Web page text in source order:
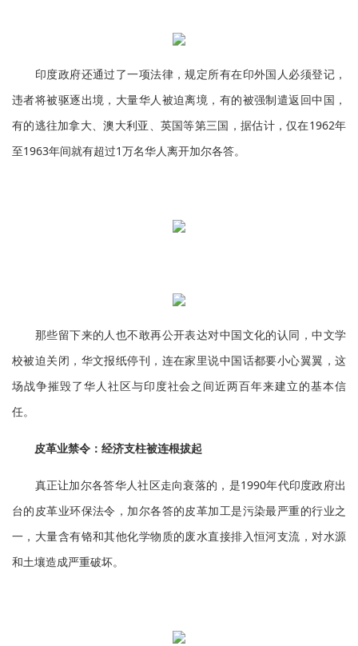
印度政府还通过了一项法律，规定所有在印外国人必须登记，
违者将被驱逐出境，大量华人被迫离境，有的被强制遣返回中国，
有的逃往加拿大、澳大利亚、英国等第三国，据估计，仅在1962年
至1963年间就有超过1万名华人离开加尔各答。
那些留下来的人也不敢再公开表达对中国文化的认同，中文学
校被迫关闭，华文报纸停刊，连在家里说中国话都要小心翼翼，这
场战争摧毁了华人社区与印度社会之间近两百年来建立的基本信
任。
皮革业禁令：经济支柱被连根拔起
真正让加尔各答华人社区走向衰落的，是1990年代印度政府出
台的皮革业环保法令，加尔各答的皮革加工是污染最严重的行业之
一，大量含有铬和其他化学物质的废水直接排入恒河支流，对水源
和土壤造成严重破坏。